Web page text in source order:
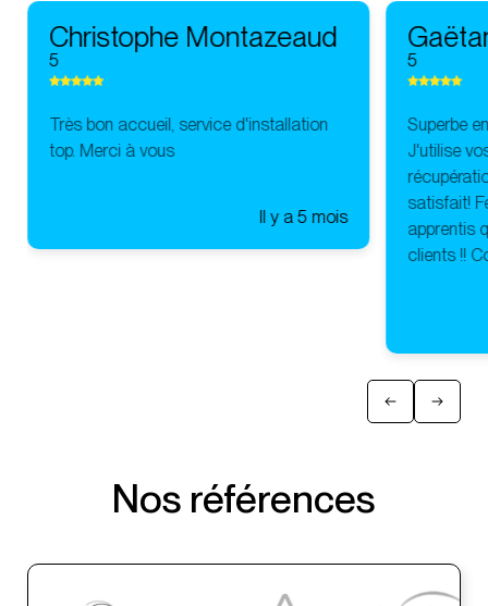
Christophe Montazeaud
5
Très bon accueil, service d'installation
top. Merci à vous
Il y a 5 mois
5
Superbe
J'utilise
satisfait!
apprentis
clients !!
Nos références